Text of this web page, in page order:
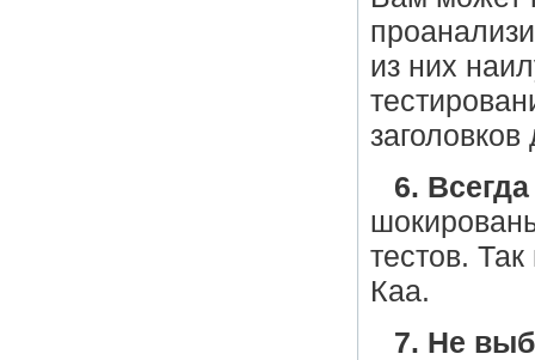
из них
6.
тестов.
Каа.
7. Не